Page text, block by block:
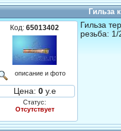
Гильза
Код:65013402
описание и фото
Цена: 0 у.е
Статус:
Отсутствует
Гильза
резьба: